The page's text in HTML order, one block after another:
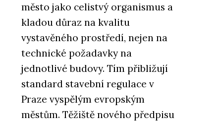
město jako celistvý organismus a
kladou důraz na kvalitu
vystavěného prostředí, nejen na
technické požadavky na
jednotlivé budovy. Tím přibližují
standard stavební regulace v
Praze vyspělým evropským
městům. Těžiště nového předpisu